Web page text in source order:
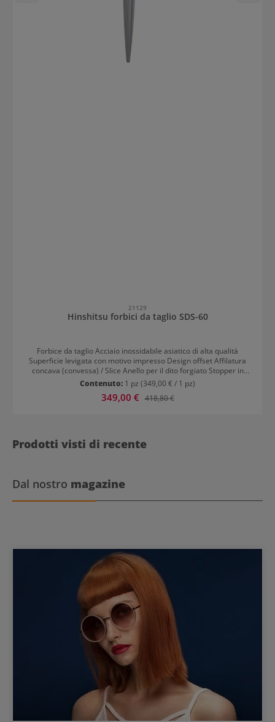
21129
Hinshitsu forbici da taglio SDS-60
Forbice da taglio Acciaio inossidabile asiatico di alta qualità
Superficie levigata con motivo impresso Design offset Affilatura
concava (convessa) / Slice Anello per il dito forgiato Stopper in
gomma integrato Per destrimani
Contenuto: 1 pz (349,00 € / 1 pz)
Prezzo di vendita:
349,00 € Prezzo normale:
418,80 €
Prodotti visti di recente
Dal nostro magazine